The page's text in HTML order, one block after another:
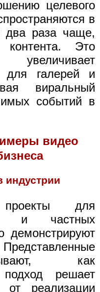
целевого
в
два раза чаще,
Это
для галерей и
виральный
событий в
видео
индустрии
проекты для
и частных
демонстрируют
как
подход решает
от реализации